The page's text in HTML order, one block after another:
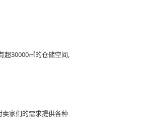
超30000㎡的仓储空间,
家们的需求提供各种